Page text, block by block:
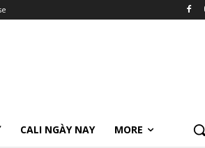
CALI NGÀY NAY MORE